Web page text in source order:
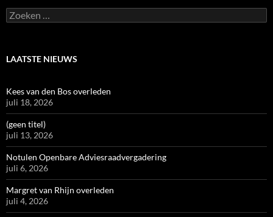
Zoeken
naar:
LAATSTE NIEUWS
Kees van den Bos overleden
juli 18, 2026
(geen titel)
juli 13, 2026
Notulen Openbare Adviesraadvergadering
juli 6, 2026
Margret van Rhijn overleden
juli 4, 2026